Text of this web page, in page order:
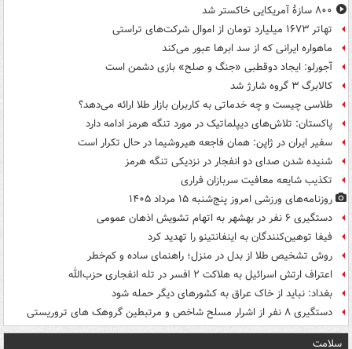
۸۰۰ سازۀ آمریکایی خاکستر شد
تهاتر ۱۶۷۳ میلیارد تومان از اموال شرکت‌های تراستی
ماهواره ایرانی که از سد ابرها عبور می‌کند
آجورلو: ایجاد دوقطبی «جنگ و صلح‌» بازی دشمن است
کالابرگ ۳ گروه شارژ شد
طلاسی چیست و چه خدماتی به کاربران بازار طلا ارائه می‌دهد؟
پاکستان: تلاش‌های دیپلماتیک در مورد تنگه هرمز ادامه دارد
سفیر ایران در ژاپن: همان فاجعه هیروشیما در حال تکرار است
شنیده شدن صدای دو انفجار در نزدیکی تنگه هرمز
تکذیب شایعه معافیت سربازان فراری
روزنامه‌های ورزشی امروز پنج‌شنبه ۱۵ مرداد ۱۴۰۵
دستگیری ۶ نفر در بهشهر به اتهام تشویش اذهان عمومی
فیفا توهین‌کنندگان به اینفانتینو را تهدید کرد
روش تشخیص طلا از بدل در منزل؛ راهنمای ساده و کم‌خطر
اعتراف ارتش اسرائیل به هلاکت ۲ افسر در تله انفجاری حزب‌الله
بغداد: نباید از خاک عراق به کشورهای دیگر حمله شود
دستگیری ۸ نفر از اشرار مسلح شاخص و مرتبطین گروهک های تروریستی
سلامت